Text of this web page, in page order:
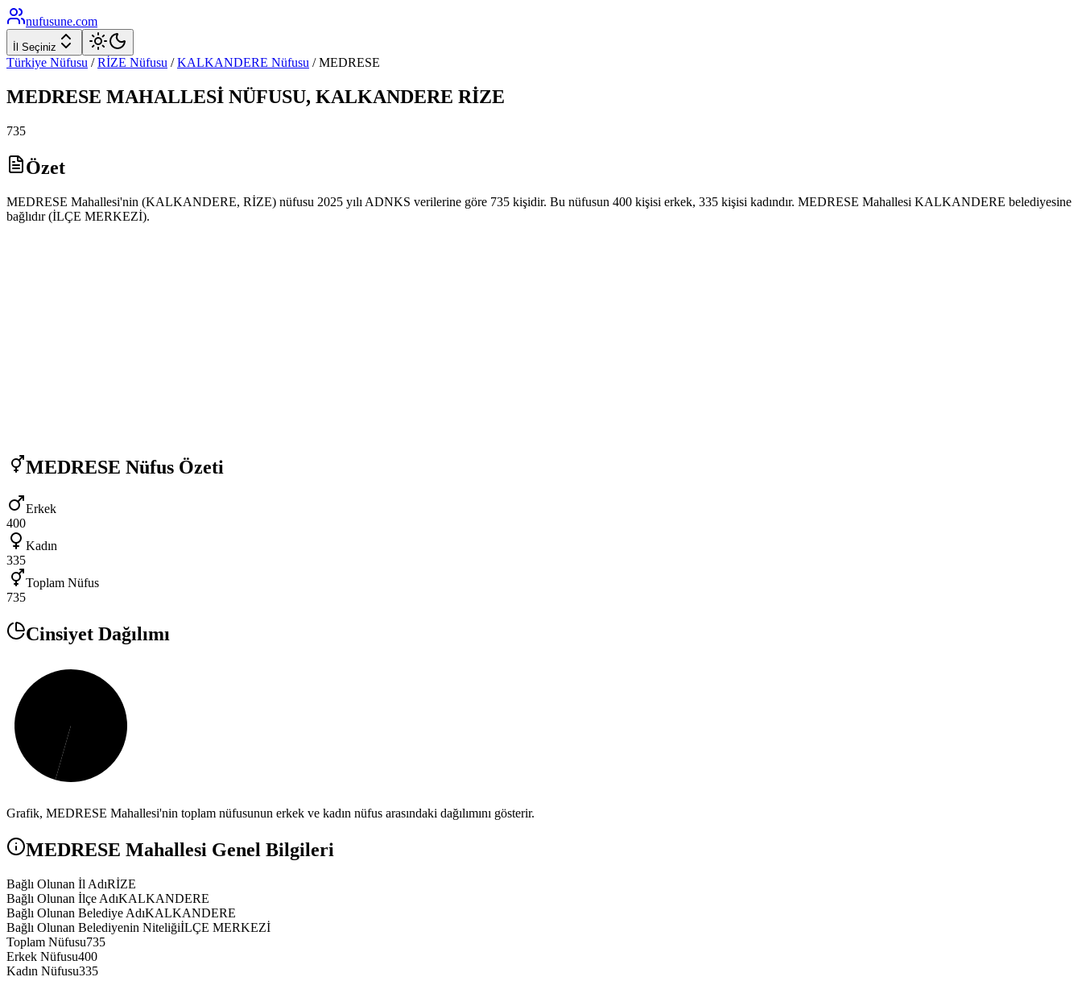
nufusune.com
İl Seçiniz
Türkiye Nüfusu / RİZE Nüfusu / KALKANDERE Nüfusu /MEDRESE
MEDRESE MAHALLESİ NÜFUSU, KALKANDERE RİZE
735
Özet
MEDRESE Mahallesi'nin (KALKANDERE, RİZE) nüfusu 2025 yılı ADNKS verilerine göre 735 kişidir. Bu nüfusun 400 kişisi erkek, 335 kişisi kadındır. MEDRESE Mahallesi KALKANDERE belediyesine
bağlıdır (İLÇE MERKEZİ).
MEDRESE Nüfus Özeti
Erkek
400
Kadın
335
Toplam Nüfus
735
Cinsiyet Dağılımı
Grafik, MEDRESE Mahallesi'nin toplam nüfusunun erkek ve kadın nüfus arasındaki dağılımını gösterir.
MEDRESE Mahallesi Genel Bilgileri
Bağlı Olunan İl AdıRİZE
Bağlı Olunan İlçe AdıKALKANDERE
Bağlı Olunan Belediye AdıKALKANDERE
Bağlı Olunan Belediyenin NiteliğiİLÇE MERKEZİ
Toplam Nüfusu735
Erkek Nüfusu400
Kadın Nüfusu335